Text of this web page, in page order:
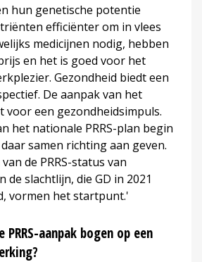
hun genetische potentie
efficiënter om in vlees
medicijnen nodig, hebben
en het is goed voor het
Gezondheid biedt een
De aanpak van het
voor een gezondheidsimpuls.
het nationale PRRS-plan begin
samen richting aan geven.
de PRRS-status van
de slachtlijn, die GD in 2021
vormen het startpunt.'
PRRS-aanpak bogen op een